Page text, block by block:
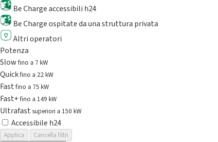
Be Charge accessibili h24
Be Charge ospitate da una struttura privata
Altri operatori
Potenza
Slowfino a 7 kW
Quickfino a 22 kW
Fastfino a 75 kW
Fast+fino a 149 kW
Ultrafast superiori a 150 kW
Accessibile h24
Applica
Cancella filtri